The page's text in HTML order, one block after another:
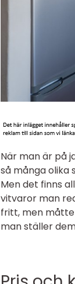
När man är på
så många olika
Men det finns
vitvaror man
fritt, men
man ställer